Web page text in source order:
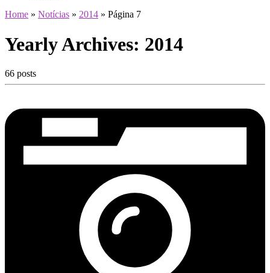
Home » Notícias » 2014 » Página 7
Yearly Archives: 2014
66 posts